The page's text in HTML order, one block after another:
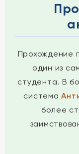
Прохождение
один из
студента. В
система
более